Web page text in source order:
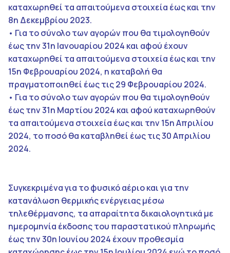
καταχωρηθεί τα απαιτούμενα στοιχεία έως και την
8η Δεκεμβρίου 2023.
• Για το σύνολο των αγορών που θα τιμολογηθούν
έως την 31η Ιανουαρίου 2024 και αφού έχουν
καταχωρηθεί τα απαιτούμενα στοιχεία έως και την
15η Φεβρουαρίου 2024, η καταβολή θα
πραγματοποιηθεί έως τις 29 Φεβρουαρίου 2024.
• Για το σύνολο των αγορών που θα τιμολογηθούν
έως την 31η Μαρτίου 2024 και αφού καταχωρηθούν
τα απαιτούμενα στοιχεία έως και την 15η Απριλίου
2024, το ποσό θα καταβληθεί έως τις 30 Απριλίου
2024.
Συγκεκριμένα για το φυσικό αέριο και για την
κατανάλωση θερμικής ενέργειας μέσω
τηλεθέρμανσης, τα απαραίτητα δικαιολογητικά με
ημερομηνία έκδοσης του παραστατικού πληρωμής
έως την 30η Ιουνίου 2024 έχουν προθεσμία